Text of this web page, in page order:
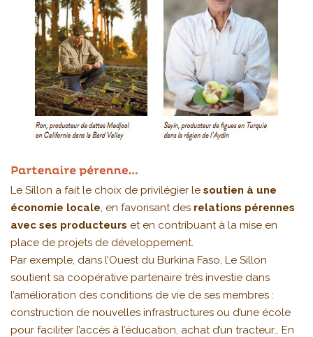
Le Sillon a fait le choix de privilégier le soutien à une
économie locale, en favorisant des relations pérennes
avec ses producteurs et en contribuant à la mise en
place de projets de développement.
Par exemple, dans l’Ouest du Burkina Faso, Le Sillon
soutient sa coopérative partenaire très investie dans
l’amélioration des conditions de vie de ses membres :
construction de nouvelles infrastructures ou d’une école
pour faciliter l’accès à l’éducation, achat d’un tracteur… En